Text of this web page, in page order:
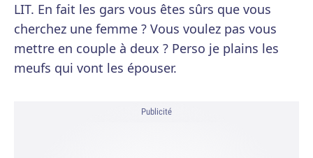
LIT. En fait les gars vous êtes sûrs que vous
cherchez une femme ? Vous voulez pas vous
mettre en couple à deux ? Perso je plains les
meufs qui vont les épouser.
Publicité